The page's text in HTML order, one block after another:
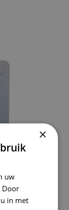
×
uw
Door
in met